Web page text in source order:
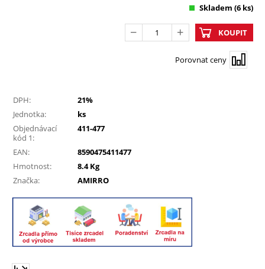
Skladem (6 ks)
Porovnat ceny
KOUPIT
DPH:
21%
Jednotka:
ks
Objednávací
kód 1:
411-477
EAN:
8590475411477
Hmotnost:
8.4 Kg
Značka:
AMIRRO